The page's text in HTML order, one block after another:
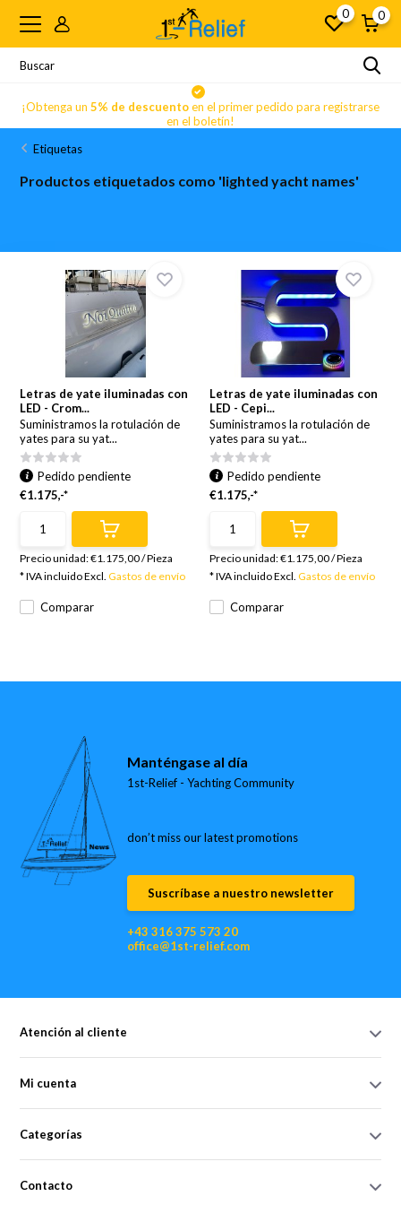
0 0
¡Obtenga un 5% de descuentoen el primer pedido para registrarse
en el boletín!
Etiquetas
Productos etiquetados como 'lighted yacht names'
Letras de yate iluminadas con
LED - Crom...
Suministramos la rotulación de
yates para su yat...
Comparar
Pedido pendiente
€1.175,-*
Precio unidad:€1.175,00/Pieza
* IVA incluido Excl.Gastos de envío
Letras de yate iluminadas con
LED - Cepi...
Suministramos la rotulación de
yates para su yat...
Comparar
Pedido pendiente
€1.175,-*
Precio unidad:€1.175,00/Pieza
* IVA incluido Excl. Gastos de envío
Manténgase al día
1st-Relief - Yachting Community
don’t miss our latest promotions
Suscríbase a nuestro newsletter
+43 316 375 573 20
office@1st-relief.com
Atención al cliente
Mi cuenta
Categorías
Contacto